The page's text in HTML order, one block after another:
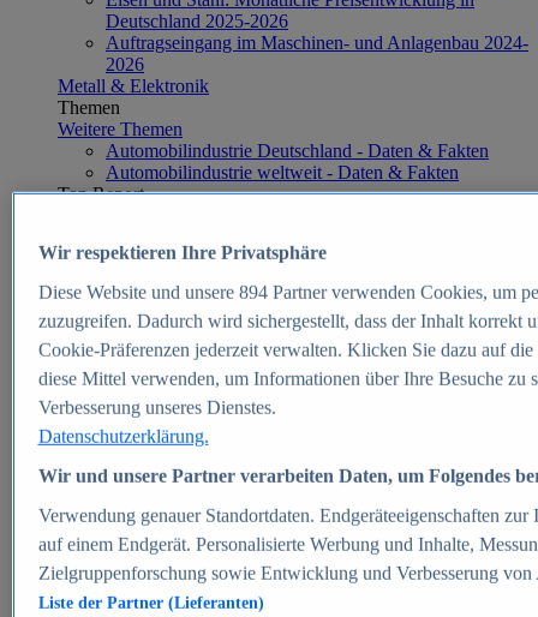
Deutschland 2025-2026
Auftragseingang im Maschinen- und Anlagenbau 2024-
2026
Metall & Elektronik
Themen
Weitere Themen
Automobilindustrie Deutschland - Daten & Fakten
Automobilindustrie weltweit - Daten & Fakten
Top Report
Zum Report
E-commerce
Beliebte Statistiken
Aktuelle Statistiken
E-Commerce - Entwicklung des Umsatzes in
Deutschland 1999-2025
Umsatz von Amazon in Deutschland und weltweit
2010-2025
B2C-E-Commerce: Top-50 Online Shops in
Deutschland 2024
Marktanteile von Online-Zahlungsverfahren in
Deutschland 2024
Umsatzstarke Warengruppen im Online-Handel in
Deutschland 2023-2025
Wir respektieren Ihre Privatsphäre
Diese Website und unsere 894Partner verwenden Cookies, um
zuzugreifen. Dadurch wird sichergestellt, dass der Inhalt korrekt
Cookie-Präferenzen jederzeit verwalten. Klicken Sie dazu auf
diese Mittel verwenden, um Informationen über Ihre Besuche
Verbesserung unseres Dienstes.
Datenschutzerklärung.
Wir und unsere Partner verarbeiten Daten, um Folgendes
Verwendung genauer Standortdaten. Endgeräteeigenschaften
auf einem Endgerät. Personalisierte Werbung und Inhalte,
Zielgruppenforschung sowie Entwicklung und Verbesserung von
Liste der Partner (Lieferanten)